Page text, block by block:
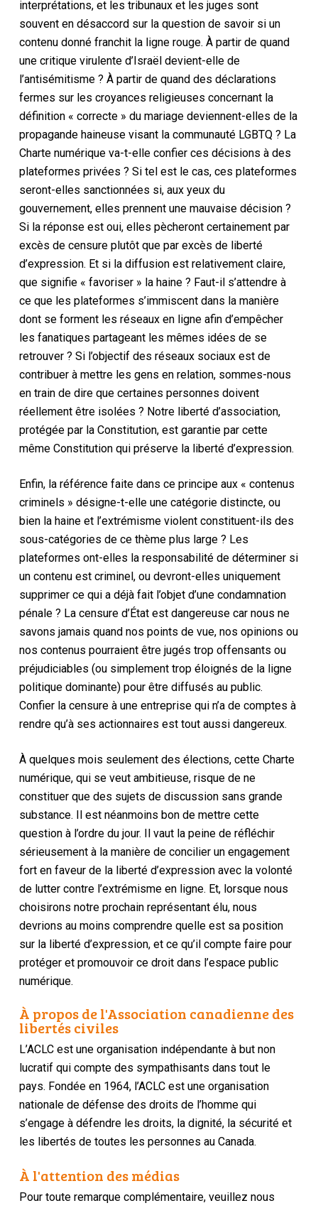
interprétations, et les tribunaux et les juges sont
souvent en désaccord sur la question de savoir si un
contenu donné franchit la ligne rouge. À partir de quand
une critique virulente d’Israël devient-elle de
l’antisémitisme ? À partir de quand des déclarations
fermes sur les croyances religieuses concernant la
définition « correcte » du mariage deviennent-elles de la
propagande haineuse visant la communauté LGBTQ ? La
Charte numérique va-t-elle confier ces décisions à des
plateformes privées ? Si tel est le cas, ces plateformes
seront-elles sanctionnées si, aux yeux du
gouvernement, elles prennent une mauvaise décision ?
Si la réponse est oui, elles pècheront certainement par
excès de censure plutôt que par excès de liberté
d’expression. Et si la diffusion est relativement claire,
que signifie « favoriser » la haine ? Faut-il s’attendre à
ce que les plateformes s’immiscent dans la manière
dont se forment les réseaux en ligne afin d’empêcher
les fanatiques partageant les mêmes idées de se
retrouver ? Si l’objectif des réseaux sociaux est de
contribuer à mettre les gens en relation, sommes-nous
en train de dire que certaines personnes doivent
réellement être isolées ? Notre liberté d’association,
protégée par la Constitution, est garantie par cette
même Constitution qui préserve la liberté d’expression.
Enfin, la référence faite dans ce principe aux « contenus
criminels » désigne-t-elle une catégorie distincte, ou
bien la haine et l’extrémisme violent constituent-ils des
sous-catégories de ce thème plus large ? Les
plateformes ont-elles la responsabilité de déterminer si
un contenu est criminel, ou devront-elles uniquement
supprimer ce qui a déjà fait l’objet d’une condamnation
pénale ? La censure d’État est dangereuse car nous ne
savons jamais quand nos points de vue, nos opinions ou
nos contenus pourraient être jugés trop offensants ou
préjudiciables (ou simplement trop éloignés de la ligne
politique dominante) pour être diffusés au public.
Confier la censure à une entreprise qui n’a de comptes à
rendre qu’à ses actionnaires est tout aussi dangereux.
À quelques mois seulement des élections, cette Charte
numérique, qui se veut ambitieuse, risque de ne
constituer que des sujets de discussion sans grande
substance. Il est néanmoins bon de mettre cette
question à l’ordre du jour. Il vaut la peine de réfléchir
sérieusement à la manière de concilier un engagement
fort en faveur de la liberté d’expression avec la volonté
de lutter contre l’extrémisme en ligne. Et, lorsque nous
choisirons notre prochain représentant élu, nous
devrions au moins comprendre quelle est sa position
sur la liberté d’expression, et ce qu’il compte faire pour
protéger et promouvoir ce droit dans l’espace public
numérique.
À propos de l'Association canadienne des
libertés civiles
L’ACLC est une organisation indépendante à but non
lucratif qui compte des sympathisants dans tout le
pays. Fondée en 1964, l’ACLC est une organisation
nationale de défense des droits de l’homme qui
s’engage à défendre les droits, la dignité, la sécurité et
les libertés de toutes les personnes au Canada.
À l'attention des médias
Pour toute remarque complémentaire, veuillez nous